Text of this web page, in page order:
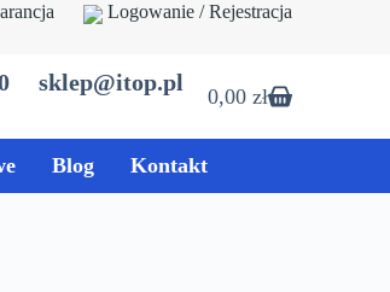
Logowanie / Rejestracja
sklep@itop.pl
Koszyk
0,00zł
Blog Kontakt